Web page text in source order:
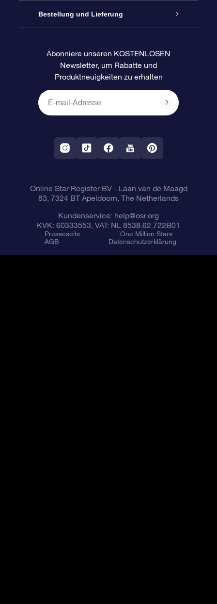
Blog
Bewertungen
OSR-Geschenkpaket
OSR-Geschenkgutschein
Firmengeschenke
Sternregister
Personalisierte Sternseite
One Million Stars
VR-App „Fliege mich zu den Sternen“
Bestellung und Lieferung
Zahlungsinformationen
Versandinformationen
Sternbilder
Abonniere unseren KOSTENLOSEN
Newsletter, um Rabatte und
Produktneuigkeiten zu erhalten
Online Star Register BV- Laan van de Maagd
83, 7324 BT Apeldoorn, The Netherlands
Kundenservice: help@osr.org
KVK: 60333553, VAT: NL 8538.62.722B01
Presseseite
One Million Stars
AGB
Datenschutzerklärung